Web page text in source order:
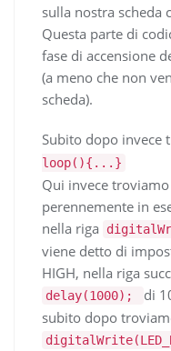
sulla nostra scheda
Questa parte di
fase di accensione
(a meno che non
scheda).
Subito dopo invece
loop(){...}
Qui invece
perennemente in
nella riga
viene detto di
HIGH, nella riga
delay(1000);
di
subito dopo